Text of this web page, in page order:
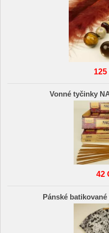
125
Vonné tyčinky
42
Pánské